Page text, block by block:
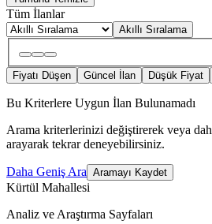
Tüm İlanlar
Akıllı Sıralama
Fiyatı Düşen Güncel İlan Düşük Fiyat
Bu Kriterlere Uygun İlan Bulunamadı
Arama kriterlerinizi değiştirerek veya
arayarak tekrar deneyebilirsiniz.
Daha Geniş Ara Aramayı Kaydet
Kürtül Mahallesi
Analiz ve Araştırma Sayfaları